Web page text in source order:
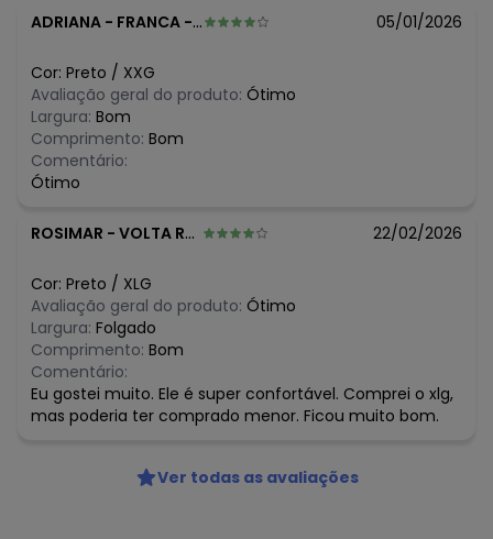
abril/2026 R$ 44,99
fevereiro/2026
ADRIANA - FRANCA - SP 05/01/2026
Cor: Preto / XXG
Avaliação geral do produto: Ótimo
Largura: Bom
Comprimento: Bom
Comentário:
Ótimo
ROSIMAR - VOLTA REDONDA - RJ 22/02/2026
Cor: Preto / XLG
Avaliação geral do produto: Ótimo
Largura: Folgado
Comprimento: Bom
Comentário:
Eu gostei muito. Ele é super confortável. Comprei o xlg,
mas poderia ter comprado menor. Ficou muito bom.
Ver todas as avaliações